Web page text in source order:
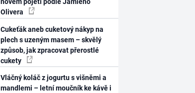
novém pojetí podle Jamieho
Olivera
Cukeťák aneb cuketový nákyp na
plech s uzeným masem – skvělý
způsob, jak zpracovat přerostlé
cukety
Vláčný koláč z jogurtu s višněmi a
mandlemi – letní moučník ke kávě i